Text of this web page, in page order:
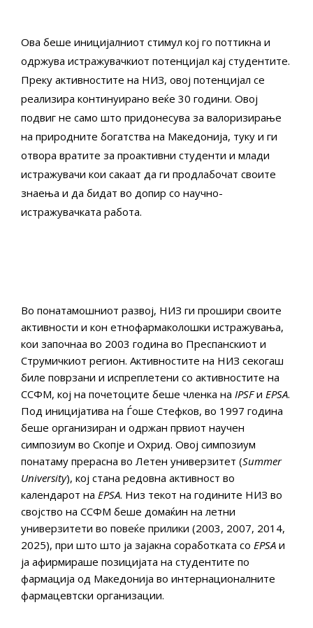
Ова беше иницијалниот стимул кој го поттикна и
одржува истражувачкиот потенцијал кај студентите.
Преку активностите на НИЗ, овој потенцијал се
реализира континуирано веќе 30 години. Овој
подвиг не само што придонесува за валоризирање
на природните богатства на Македонија, туку и ги
отвора вратите за проактивни студенти и млади
истражувачи кои сакаат да ги продлабочат своите
знаења и да бидат во допир со научно-
истражувачката работа.
Во понатамошниот развој, НИЗ ги прошири своите
активности и кон етнофармаколошки истражувања,
кои започнаа во 2003 година во Преспанскиот и
Струмичкиот регион. Активностите на НИЗ секогаш
биле поврзани и испреплетени со активностите на
ССФМ, кој на почетоците беше членка на IPSFи EPSA.
Под иницијатива на Ѓоше Стефков, во 1997 година
беше организиран и одржан првиот научен
симпозиум во Скопје и Охрид. Овој симпозиум
понатаму прерасна во Летен универзитет (Summer
University), кој стана редовна активност во
календарот на EPSA. Низ текот на годините НИЗ во
својство на ССФМ беше домаќин на летни
универзитети во повеќе прилики (2003, 2007, 2014,
2025), при што што ја зајакна соработката со EPSA и
ја афирмираше позицијата на студентите по
фармација од Македонија во интернационалните
фармацевтски организации.